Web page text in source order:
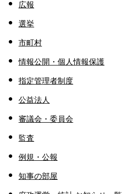
広報
選挙
市町村
情報公開・個人情報保護
指定管理者制度
公益法人
審議会・委員会
監査
例規・公報
知事の部屋